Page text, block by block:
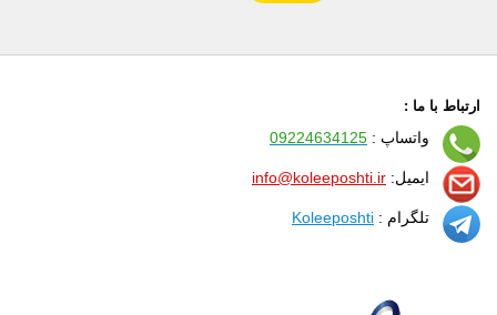
ارتباط با ما :
واتساپ : 09224634125
ایمیل: info@koleeposhti.ir
تلگرام : Koleeposhti